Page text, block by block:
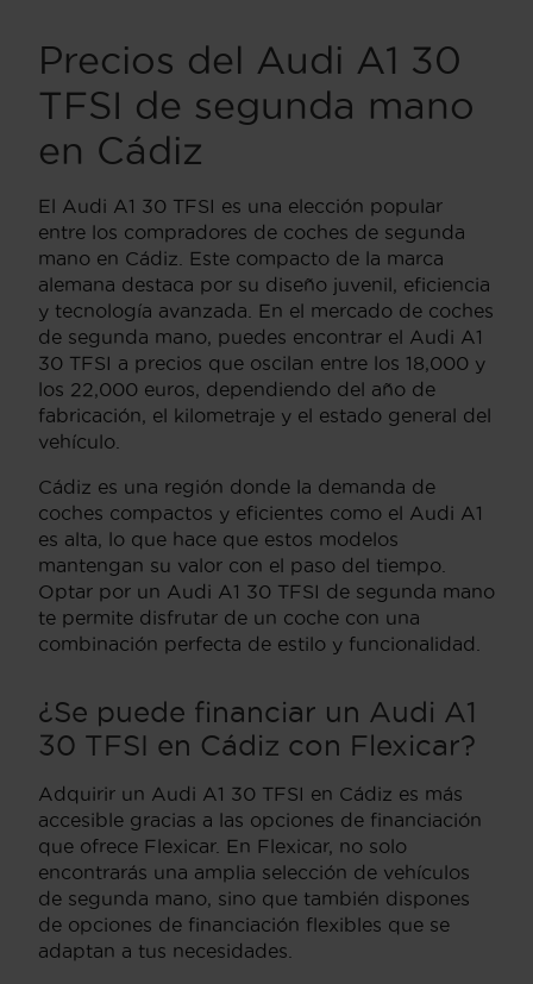
Precios del Audi A1 30
TFSI de segunda mano
en Cádiz
El Audi A1 30 TFSI es una elección popular
entre los compradores de coches de segunda
mano en Cádiz. Este compacto de la marca
alemana destaca por su diseño juvenil, eficiencia
y tecnología avanzada. En el mercado de coches
de segunda mano, puedes encontrar el Audi A1
30 TFSI a precios que oscilan entre los 18,000 y
los 22,000 euros, dependiendo del año de
fabricación, el kilometraje y el estado general del
vehículo.
Cádiz es una región donde la demanda de
coches compactos y eficientes como el Audi A1
es alta, lo que hace que estos modelos
mantengan su valor con el paso del tiempo.
Optar por un Audi A1 30 TFSI de segunda mano
te permite disfrutar de un coche con una
combinación perfecta de estilo y funcionalidad.
¿Se puede financiar un Audi A1
30 TFSI en Cádiz con Flexicar?
Adquirir un Audi A1 30 TFSI en Cádiz es más
accesible gracias a las opciones de financiación
que ofrece Flexicar. En Flexicar, no solo
encontrarás una amplia selección de vehículos
de segunda mano, sino que también dispones
de opciones de financiación flexibles que se
adaptan a tus necesidades.